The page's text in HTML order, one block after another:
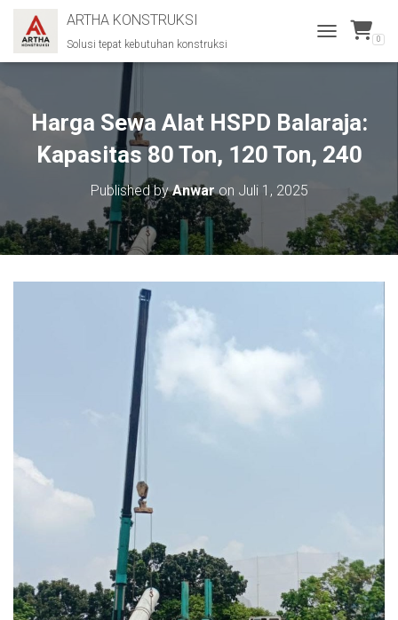
ARTHA KONSTRUKSI
Solusi tepat kebutuhan konstruksi
O
E
N
A
G
A
T
O
0
Harga Sewa Alat HSPD Balaraja:
Kapasitas 80 Ton, 120 Ton, 240
Published byAnwaron Juli 1, 2025